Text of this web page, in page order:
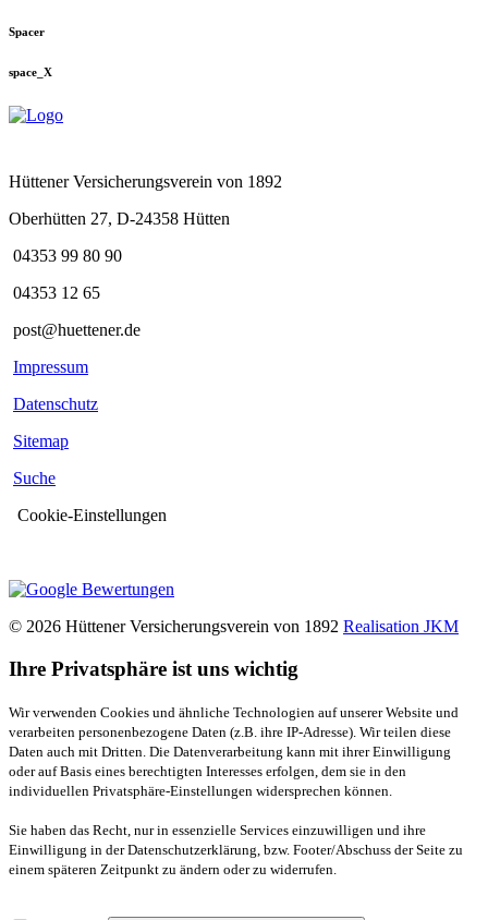
Spacer
space_X
Hüttener Versicherungsverein von 1892
Oberhütten 27, D-24358 Hütten
04353 99 80 90
04353 12 65
post@huettener.de
Impressum
Datenschutz
Sitemap
Suche
Cookie-Einstellungen
© 2026 Hüttener Versicherungsverein von 1892 Realisation JKM
Ihre Privatsphäre ist uns wichtig
Wir verwenden Cookies und ähnliche Technologien auf unserer Website und
verarbeiten personenbezogene Daten (z.B. ihre IP-Adresse). Wir teilen diese
Daten auch mit Dritten. Die Datenverarbeitung kann mit ihrer Einwilligung
oder auf Basis eines berechtigten Interesses erfolgen, dem sie in den
individuellen Privatsphäre-Einstellungen widersprechen können.
Sie haben das Recht, nur in essenzielle Services einzuwilligen und ihre
Einwilligung in der Datenschutzerklärung, bzw. Footer/Abschuss der Seite zu
einem späteren Zeitpunkt zu ändern oder zu widerrufen.